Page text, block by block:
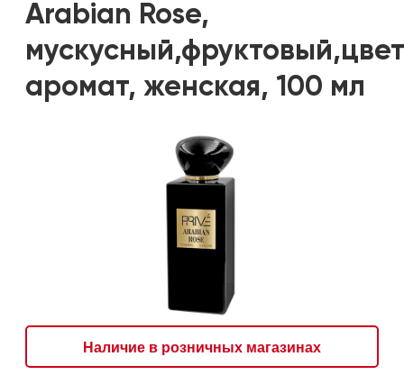
Arabian Rose,
аромат, женская, 100 мл
Наличие в розничных магазинах